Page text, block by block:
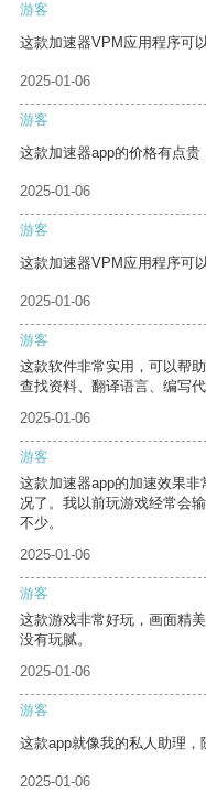
游客
这款加速器VPM应用程序可
2025-01-06
游客
这款加速器app的价格有点贵
2025-01-06
游客
这款加速器VPM应用程序可
2025-01-06
游客
这款软件非常实用，可以帮
查找资料、翻译语言、编写代
2025-01-06
游客
这款加速器app的加速效果
况了。我以前玩游戏经常会
不少。
2025-01-06
游客
这款游戏非常好玩，画面精
没有玩腻。
2025-01-06
游客
这款app就像我的私人助理，
2025-01-06